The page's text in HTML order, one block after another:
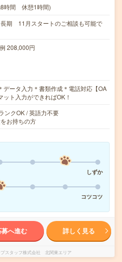
時間 休憩1時間)
期 11月スタートのご相談も可能で
208,000円
データ入力＊書類作成＊電話対応【OA
ット入力ができればOK！
ンクOK / 英語力不要
お持ちの方
しずか
コツコツ
募へ進む 詳しく見る
スタッフ株式会社 北関東エリア